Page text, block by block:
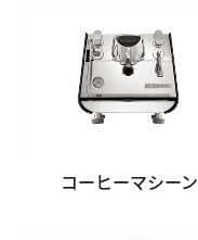
コーヒーマシーン